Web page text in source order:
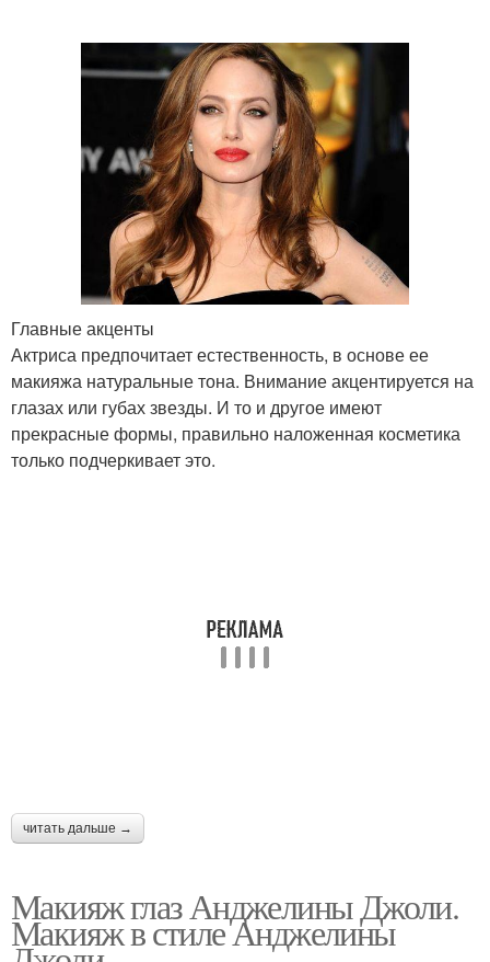
Главные акценты
Актриса предпочитает естественность, в основе ее
макияжа натуральные тона. Внимание акцентируется на
глазах или губах звезды. И то и другое имеют
прекрасные формы, правильно наложенная косметика
только подчеркивает это.
читать дальше →
Макияж глаз Анджелины Джоли.
Макияж в стиле Анджелины